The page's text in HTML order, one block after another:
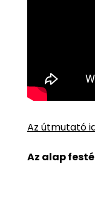
Az útmutató
Az alap